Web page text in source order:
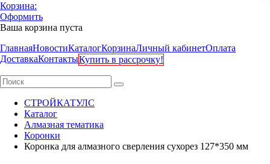
Корзина:
Оформить
Ваша корзина пуста
ГлавнаяНовостиКаталогКорзинаЛичный кабинетОплата
ДоставкаКонтактыКупить в рассрочку!
СТРОЙКАТУЛС
Каталог
Алмазная тематика
Коронки
Коронка для алмазного сверления сухорез 127*350 мм